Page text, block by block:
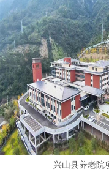
兴山县养老院